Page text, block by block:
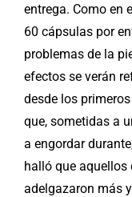
entrega. Como en
60 cápsulas por
problemas de la
efectos se verán
desde los
que, sometidas a
a engordar
halló que aquellos
adelgazaron más